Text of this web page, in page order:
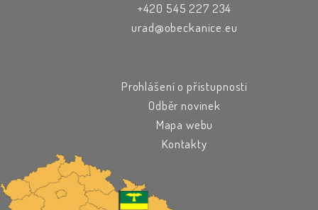
+420 545 227 234
urad@obeckanice.eu
Prohlášení o přístupnosti
Odběr novinek
Mapa webu
Kontakty